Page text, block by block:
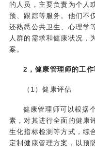
的人员，主要负责为个人
预、跟踪等服务。他们不
还熟悉公共卫生、心理学
人群的需求和健康状况，
案。
2，健康管理师的工作
（1）健康评估
健康管理师可以根据
素，对其进行全面的健康
生化指标检测等方式，综
定制健康管理方案，以预